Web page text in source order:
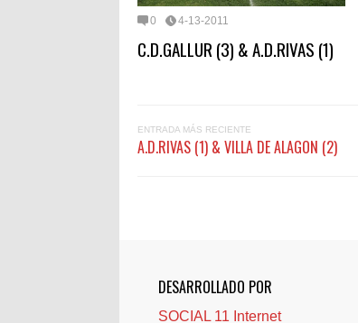
0 4-13-2011
C.D.GALLUR (3) & A.D.RIVAS (1)
ENTRADA MÁS RECIENTE
A.D.RIVAS (1) & VILLA DE ALAGON (2)
DESARROLLADO POR
SOCIAL 11 Internet